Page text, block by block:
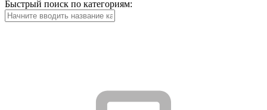
Быстрый поиск по категориям: